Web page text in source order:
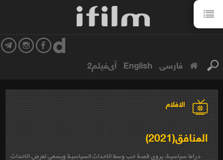
فارسی English آی‌فیلم2
الافلام
المنافق(2021)
دراما سياسية، يروي قصة حب وسط الاحداث السياسية ويسعى لعرض الاحداث